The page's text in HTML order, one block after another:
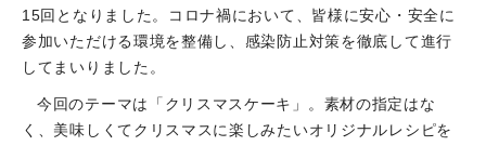
15回となりました。コロナ禍において、皆様に安心・安全に
参加いただける環境を整備し、感染防止対策を徹底して進行
してまいりました。
今回のテーマは「クリスマスケーキ」。素材の指定はな
く、美味しくてクリスマスに楽しみたいオリジナルレシピを